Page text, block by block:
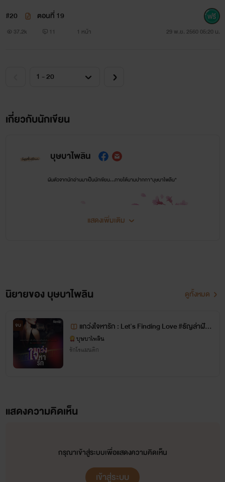
#20 ตอนที่ 19
37.2k 11 1 หน้า 29 พ.ย. 2560 05:20 น.
เกี่ยวกับนักเขียน
บุษบาไพลิน
ผันตัวจากนักอ่านมาเป็นนักเขียน...ภายใต้นามปากกา"บุษบาไพลิน"
กามเทพสื่อรัก /มินรญา-ภูบดินทร์/
กับดัก..ลวงใจ /พิมพ์ฤดี-กรวัฒน์/
มนตราสาวเวนิต : She's from Vanitt /วนิษศา-เจ้าชายอมันต์/
Wanna Be with U จะเป็นอะไรมั้ย ถ้าหัวใจเราตรงกัน /เมษา-กันเนอร์/
แสดงเพิ่มเติม
นิยายของ บุษบาไพลิน ดูทั้งหมด
จบ
แกว่งใจหารัก : Let's Finding Love #ธัญล่าฝัน
ซีซั่น3
บุษบาไพลิน
รักโรแมนติก
แสดงความคิดเห็น
กรุณาเข้าสู่ระบบเพื่อแสดงความคิดเห็น
เข้าสู่ระบบ